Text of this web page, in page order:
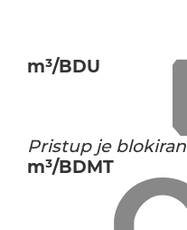
m³/BDU
Pristup je blokiran
m³/BDMT